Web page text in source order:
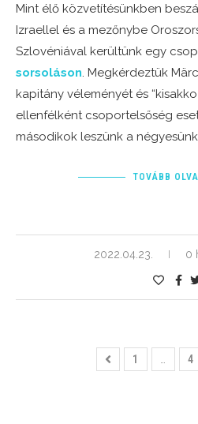
Mint élő közvetítésünkben
Izraellel és a mezőnybe
Szlovéniával kerültünk egy
sorsoláson. Megkérdeztük
kapitány véleményét és
ellenfélként csoportelsőség
másodikok leszünk a
TOVÁBB
2022.04.23. 0
1 4